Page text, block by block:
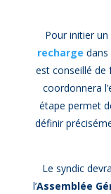
Pour initier un
recharge dans
est conseillé de
coordonnera
étape permet
définir
Le syndic
l’Assemblée